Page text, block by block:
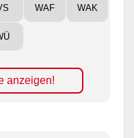
WAF WAK
anzeigen!